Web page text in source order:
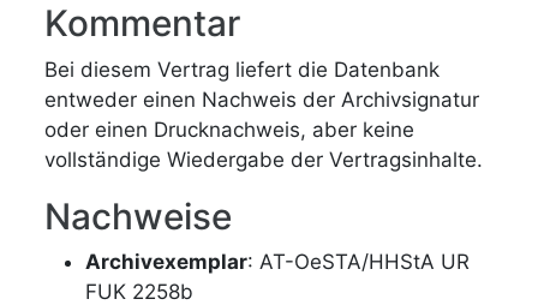
Kommentar
Bei diesem Vertrag liefert die Datenbank
entweder einen Nachweis der Archivsignatur
oder einen Drucknachweis, aber keine
vollständige Wiedergabe der Vertragsinhalte.
Nachweise
Archivexemplar: AT-OeSTA/HHStA UR
FUK 2258b